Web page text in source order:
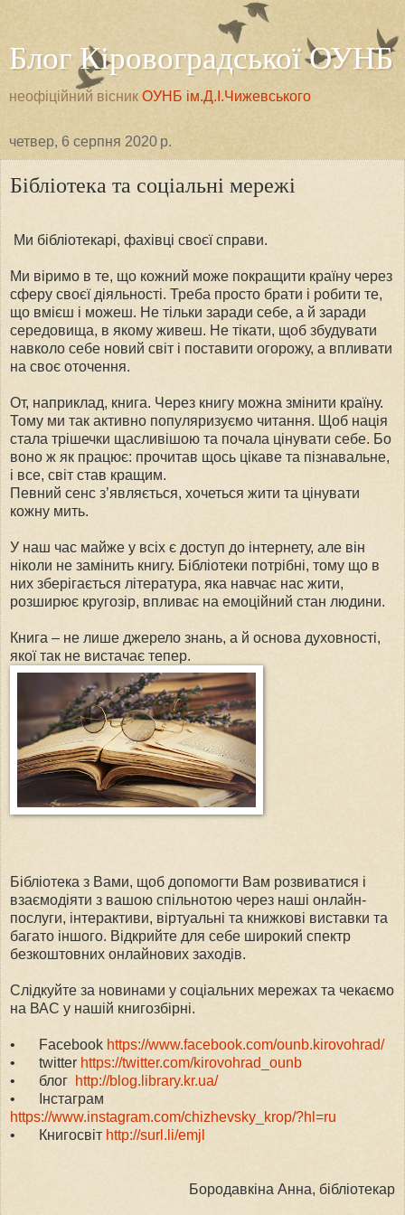
Блог Кіровоградської ОУНБ
неофіційний вісник ОУНБ ім.Д.І.Чижевського
четвер, 6 серпня 2020 р.
Бібліотека та соціальні мережі
Ми бібліотекарі, фахівці своєї справи.
Ми віримо в те, що кожний може покращити країну через
сферу своєї діяльності. Треба просто брати і робити те,
що вмієш і можеш. Не тільки заради себе, а й заради
середовища, в якому живеш. Не тікати, щоб збудувати
навколо себе новий світ і поставити огорожу, а впливати
на своє оточення.
От, наприклад, книга. Через книгу можна змінити країну.
Тому ми так активно популяризуємо читання. Щоб нація
стала трішечки щасливішою та почала цінувати себе. Бо
воно ж як працює: прочитав щось цікаве та пізнавальне,
і все, світ став кращим.
Певний сенс з’являється, хочеться жити та цінувати
кожну мить.
У наш час майже у всіх є доступ до інтернету, але він
ніколи не замінить книгу. Бібліотеки потрібні, тому що в
них зберігається література, яка навчає нас жити,
розширює кругозір, впливає на емоційний стан людини.
Книга – не лише джерело знань, а й основа духовності,
якої так не вистачає тепер.
Бібліотека з Вами, щоб допомогти Вам розвиватися і
взаємодіяти з вашою спільнотою через наші онлайн-
послуги, інтерактиви, віртуальні та книжкові виставки та
багато іншого. Відкрийте для себе широкий спектр
безкоштовних онлайнових заходів.
Слідкуйте за новинами у соціальних мережах та чекаємо
на ВАС у нашій книгозбірні.
• Facebook https://www.facebook.com/ounb.kirovohrad/
•
twitter https://twitter.com/kirovohrad_ounb
•
блог http://blog.library.kr.ua/
•
Інстаграм
https://www.instagram.com/chizhevsky_krop/?hl=ru
•
Книгосвіт http://surl.li/emjl
Бородавкіна Анна, бібліотекар